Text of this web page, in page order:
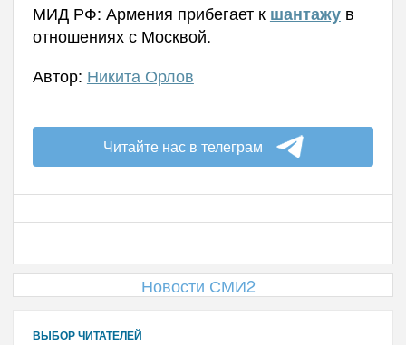
МИД РФ: Армения прибегает к шантажув
отношениях с Москвой.
Автор: Никита Орлов
Читайте нас в телеграм
Новости СМИ2
ВЫБОР ЧИТАТЕЛЕЙ